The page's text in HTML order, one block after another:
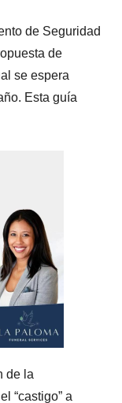
de Seguridad
de
se espera
Esta guía
de la
“castigo” a